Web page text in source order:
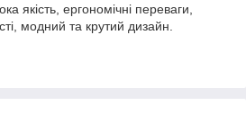
якість, ергономічні переваги,
модний та крутий дизайн.